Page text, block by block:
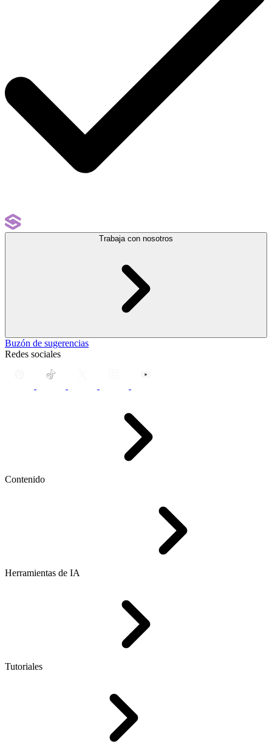
Trabaja con nosotros
Buzón de sugerencias
Redes sociales
Contenido
Herramientas de IA
Tutoriales